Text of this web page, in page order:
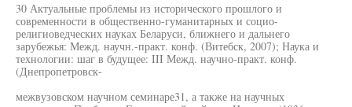
30 Актуальные проблемы из исторического прошлого и
современности в общественно-гуманитарных и социо-
религиоведческих науках Беларуси, ближнего и дальнего
зарубежья: Межд. научн.-практ. конф. (Витебск, 2007); Наука и
технологии: шаг в будущее: III Межд. научно-практ. конф.
(Днепропетровск-
межвузовском научном семинаре31, а также на научных